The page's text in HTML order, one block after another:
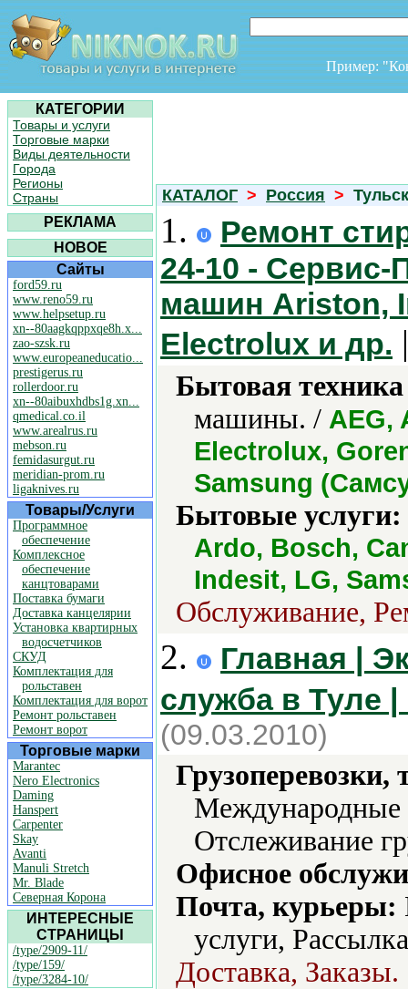
Пример:
КАТЕГОРИИ
Товары и услуги
Торговые марки
Виды деятельности
Города
Регионы
Страны
РЕКЛАМА
НОВОЕ
Сайты
ford59.ru
www.reno59.ru
www.helpsetup.ru
xn--80aagkqppxqe8h.x...
zao-szsk.ru
www.europeaneducatio...
prestigerus.ru
rollerdoor.ru
xn--80aibuxhdbs1g.xn...
qmedical.co.il
www.arealrus.ru
mebson.ru
femidasurgut.ru
meridian-prom.ru
ligaknives.ru
Товары/Услуги
Программное
обеспечение
Комплексное
обеспечение
канцтоварами
Поставка бумаги
Доставка канцелярии
Установка квартирных
водосчетчиков
СКУД
Комплектация для
рольставен
Комплектация для ворот
Ремонт рольставен
Ремонт ворот
Торговые марки
Marantec
Nero Electronics
Daming
Hanspert
Carpenter
Skay
Avanti
Manuli Stretch
Mr. Blade
Северная Корона
ИНТЕРЕСНЫЕ
СТРАНИЦЫ
/type/2909-11/
/type/159/
/type/3284-10/
КАТАЛОГ > Россия >
1.
Ремонт
24-10 -
машин Ariston,
Electrolux и др.
Бытовая
машины. / AEG,
Electrolux,
Samsung
Бытовые услуги:
Ardo, Bosch,
Indesit, LG,
Обслуживание,
2.
Главная |
служба в Туле
(09.03.2010)
Международные
Отслеживание
Офисное
Почта, курьеры:
услуги,
Доставка, Заказы.